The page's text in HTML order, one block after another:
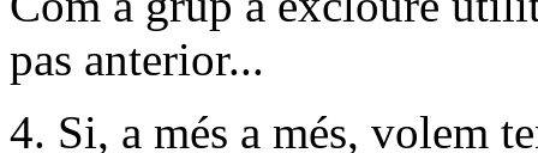
pas anterior...
4. Si, a més a més, volem